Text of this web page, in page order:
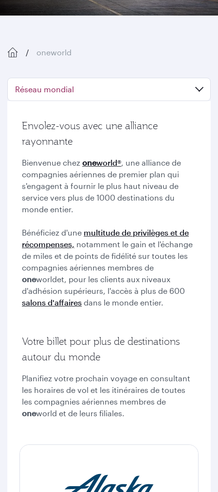
oneworld
Réseau mondial
Envolez-vous avec une alliance
rayonnante
Bienvenue chez oneworld®, une alliance de
compagnies aériennes de premier plan qui
s'engagent à fournir le plus haut niveau de
service vers plus de 1000 destinations du
monde entier.
Bénéficiez d'une multitude de privilèges et de
récompenses, notamment le gain et l'échange
de miles et de points de fidélité sur toutes les
compagnies aériennes membres de
oneworldet, pour les clients aux niveaux
d'adhésion supérieurs, l'accès à plus de 600
salons d'affaires dans le monde entier.
Votre billet pour plus de destinations
autour du monde
Planifiez votre prochain voyage en consultant
les horaires de vol et les itinéraires de toutes
les compagnies aériennes membres de
oneworld et de leurs filiales.